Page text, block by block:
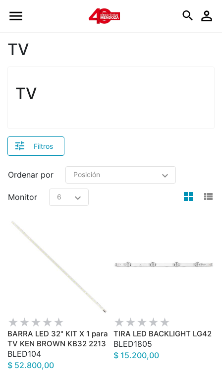
TV
TV
Filtros
Ordenar por
Monitor
BARRA LED 32" KIT X 1 para
TV KEN BROWN KB32 2213
BLED104
$ 52.800,00
TIRA LED BACKLIGHT LG42
BLED1805
$ 15.200,00